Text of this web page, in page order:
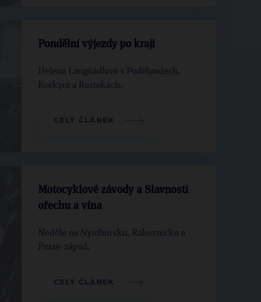
Pondělní výjezdy po kraji
Helena Langšádlová v Poděbradech,
Korkyni a Roztokách.
CELÝ ČLÁNEK
Motocyklové závody a Slavnosti
ořechu a vína
Neděle na Nymbursku, Rakovnicku a
Praze-západ.
CELÝ ČLÁNEK